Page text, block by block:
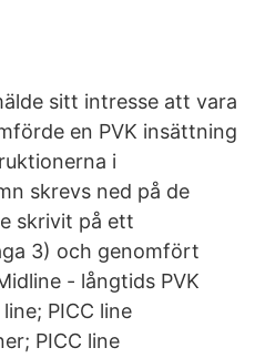
sitt intresse att vara
en PVK insättning
i
skrevs ned på de
skrivit på ett
3) och genomfört
- långtids PVK
PICC line
PICC line